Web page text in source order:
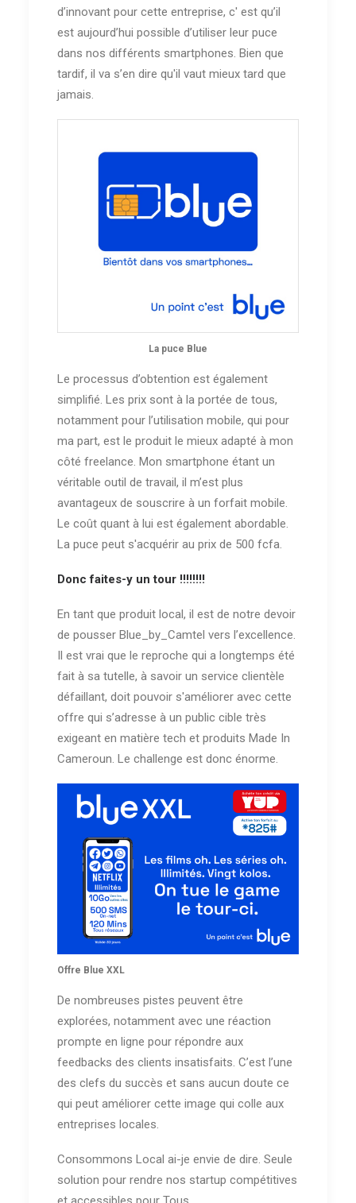
d’innovant pour cette entreprise, c' est qu’il
est aujourd’hui possible d’utiliser leur puce
dans nos différents smartphones. Bien que
tardif, il va s’en dire qu'il vaut mieux tard que
jamais.
La puce Blue
Le processus d’obtention est également
simplifié. Les prix sont à la portée de tous,
notamment pour l’utilisation mobile, qui pour
ma part, est le produit le mieux adapté à mon
côté freelance. Mon smartphone étant un
véritable outil de travail, il m’est plus
avantageux de souscrire à un forfait mobile.
Le coût quant à lui est également abordable.
La puce peut s'acquérir au prix de 500 fcfa.
Donc faites-y un tour !!!!!!!!
En tant que produit local, il est de notre devoir
de pousser Blue_by_Camtel vers l’excellence.
Il est vrai que le reproche qui a longtemps été
fait à sa tutelle, à savoir un service clientèle
défaillant, doit pouvoir s'améliorer avec cette
offre qui s’adresse à un public cible très
exigeant en matière tech et produits Made In
Cameroun. Le challenge est donc énorme.
Offre Blue XXL
De nombreuses pistes peuvent être
explorées, notamment avec une réaction
prompte en ligne pour répondre aux
feedbacks des clients insatisfaits. C’est l’une
des clefs du succès et sans aucun doute ce
qui peut améliorer cette image qui colle aux
entreprises locales.
Consommons Local ai-je envie de dire. Seule
solution pour rendre nos startup compétitives